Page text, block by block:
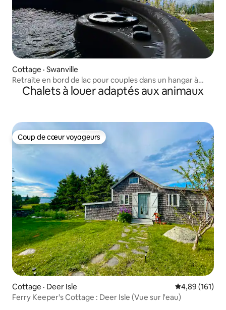
Cottage · Swanville
Retraite en bord de lac pour couples dans un hangar à
bateaux
Chalets à louer adaptés aux animaux
Coup de cœur voyageurs
Coup de cœur voyageurs
Cottage · Deer Isle Note
4,89 (161)
Ferry Keeper's Cottage : Deer Isle (Vue sur l'eau)